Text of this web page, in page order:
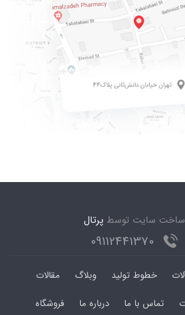
ساخت سایت توسط پرتال
خطوط تولید وبلاگ
مقالات
تماس با ما درباره ما فروشگاه